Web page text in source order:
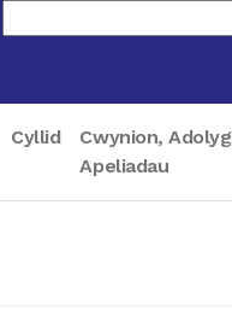
Cyllid
Cwynion,
Apeliadau